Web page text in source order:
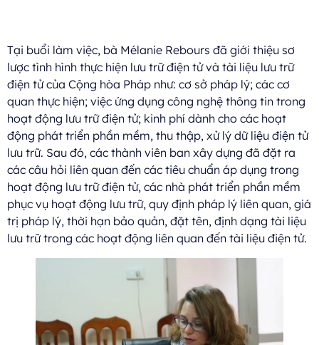
Tại buổi làm việc, bà Mélanie Rebours đã giới thiệu sơ
lược tình hình thực hiện lưu trữ điện tử và tài liệu lưu trữ
điện tử của Cộng hòa Pháp như: cơ sở pháp lý; các cơ
quan thực hiện; việc ứng dụng công nghệ thông tin trong
hoạt động lưu trữ điện tử; kinh phí dành cho các hoạt
động phát triển phần mềm, thu thập, xử lý dữ liệu điện tử
lưu trữ. Sau đó, các thành viên ban xây dựng đã đặt ra
các câu hỏi liên quan đến các tiêu chuẩn áp dụng trong
hoạt động lưu trữ điện tử, các nhà phát triển phần mềm
phục vụ hoạt động lưu trữ, quy định pháp lý liên quan, giá
trị pháp lý, thời hạn bảo quản, đặt tên, định dạng tài liệu
lưu trữ trong các hoạt động liên quan đến tài liệu điện tử.